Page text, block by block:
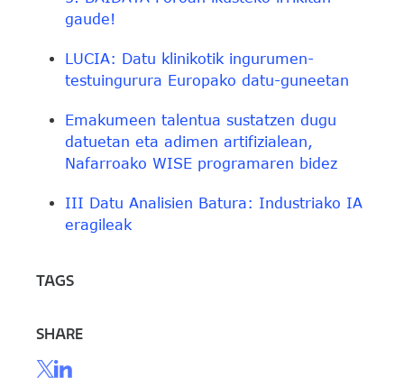
gaude!
LUCIA: Datu klinikotik ingurumen-
testuingurura Europako datu-guneetan
Emakumeen talentua sustatzen dugu
datuetan eta adimen artifizialean,
Nafarroako WISE programaren bidez
III Datu Analisien Batura: Industriako IA
eragileak
TAGS
SHARE